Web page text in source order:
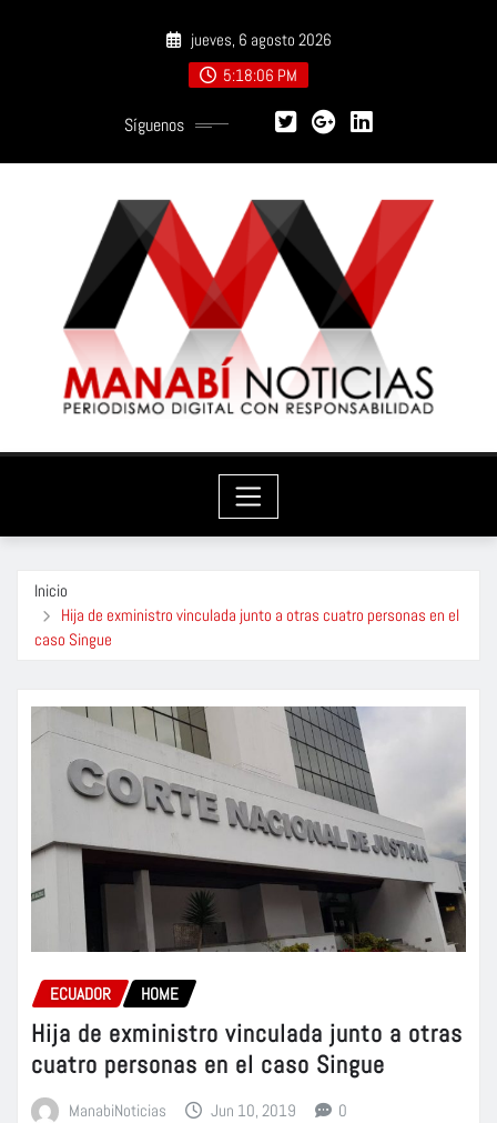
jueves, 6 agosto 2026
5:18:07 PM
Síguenos
Inicio
Hija de exministro vinculada junto a otras cuatro personas en el
caso Singue
ECUADOR HOME
Hija de exministro vinculada junto a otras
cuatro personas en el caso Singue
ManabiNoticias Jun 10, 2019 0